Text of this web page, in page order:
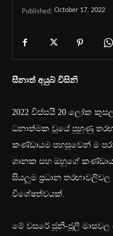
Published: October 17, 2022
සීනාත් අයුබ් විසිනි
2022 විස්සයි 20 ලෝක
ධනාත්මක වූයේ පුහුණු
කණ්ඩායම පහසුවෙන් ම
ශානක සහ ඔහුගේ
සියලුම ප්‍රධාන
විශේෂත්වයක්.
මේ වසරේ ජූනි-ජූලි මාසවල